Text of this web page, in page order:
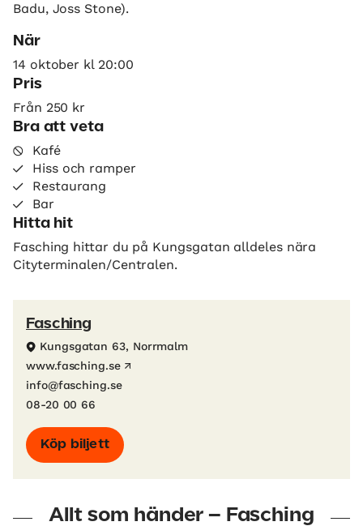
Badu, Joss Stone).
När
14 oktober kl 20:00
Pris
Från 250 kr
Bra att veta
Kafé
Hiss och ramper
Restaurang
Bar
Hitta hit
Fasching hittar du på Kungsgatan alldeles nära
Cityterminalen/Centralen.
Fasching
Kungsgatan 63, Norrmalm
www.fasching.se
info@fasching.se
08-20 00 66
Köp biljett
Allt som händer – Fasching